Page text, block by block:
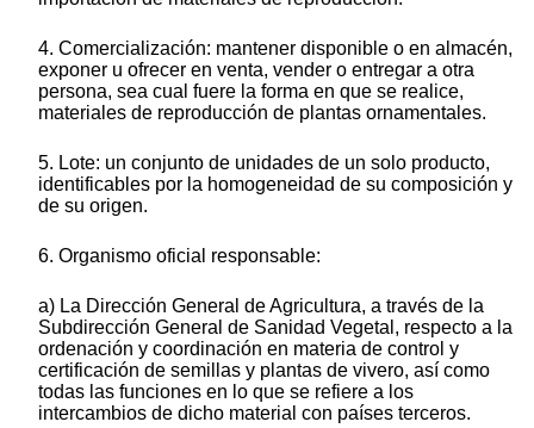
4. Comercialización: mantener disponible o en almacén,
exponer u ofrecer en venta, vender o entregar a otra
persona, sea cual fuere la forma en que se realice,
materiales de reproducción de plantas ornamentales.
5. Lote: un conjunto de unidades de un solo producto,
identificables por la homogeneidad de su composición y
de su origen.
6. Organismo oficial responsable:
a) La Dirección General de Agricultura, a través de la
Subdirección General de Sanidad Vegetal, respecto a la
ordenación y coordinación en materia de control y
certificación de semillas y plantas de vivero, así como
todas las funciones en lo que se refiere a los
intercambios de dicho material con países terceros.